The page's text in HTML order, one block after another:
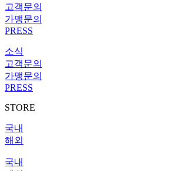
고객문의
가맹문의
PRESS
소식
고객문의
가맹문의
PRESS
STORE
국내
해외
국내